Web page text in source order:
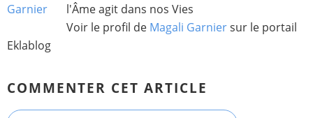
l'Âme agit dans nos Vies
Voir le profil de Magali Garniersur le portail
Eklablog
COMMENTER CET ARTICLE